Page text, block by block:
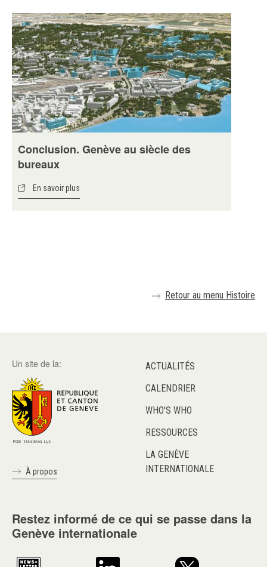
Conclusion. Genève au siècle des
bureaux
En savoir plus
Retour au menu Histoire
Un site de la:
À propos
ACTUALITÉS
CALENDRIER
WHO'S WHO
RESSOURCES
LA GENÈVE
INTERNATIONALE
Restez informé de ce qui se passe dans la
Genève internationale